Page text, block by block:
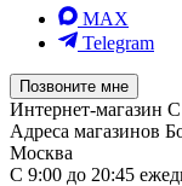
MAX
Telegram
Позвоните мне
Интернет-магазин С
Адреса магазинов
Москва
С 9:00 до 20:45